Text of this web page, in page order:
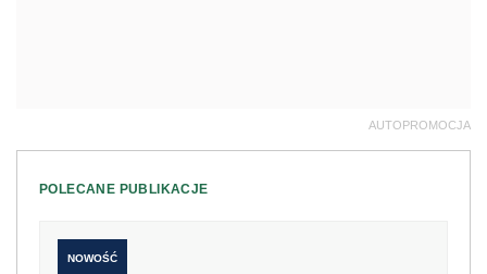
AUTOPROMOCJA
POLECANE PUBLIKACJE
NOWOŚĆ